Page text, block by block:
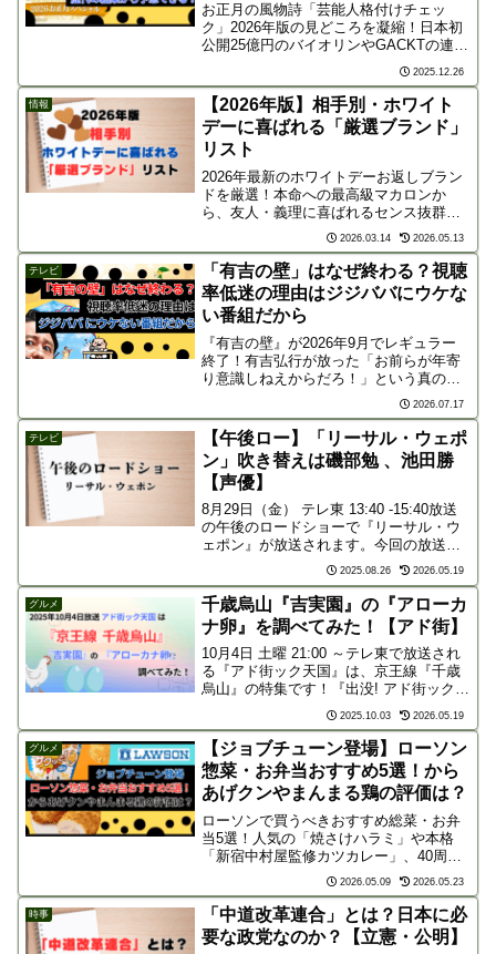
お正月の風物詩「芸能人格付けチェッ
ク」2026年版の見どころを凝縮！日本初
公開25億円のバイオリンやGACKTの連勝
記録の行方は？出演者一覧に加え、過去
の戦績も一覧表で掲載。番組を観る前に
これまでの衝撃の結末を復習しておきま
しょう！
2025.12.26
情報
【2026年版】相手別・ホワイト
デーに喜ばれる「厳選ブランド」
リスト
2026年最新のホワイトデーお返しブラン
ドを厳選！本命への最高級マカロンか
ら、友人・義理に喜ばれるセンス抜群の
クッキー缶、甘いものが苦手な方へのケ
ア用品まで相手別に紹介します。トレン
ドの「ご褒美感」を意識した、外さない
ギフト選びの決定版です。
2026.03.14 2026.05.13
テレビ
「有吉の壁」はなぜ終わる？視聴
率低迷の理由はジジババにウケな
い番組だから
『有吉の壁』が2026年9月でレギュラー
終了！有吉弘行が放った「お前らが年寄
り意識しねえからだろ！」という真の理
由とは？視聴率低迷の現実、マンネリ
化、有吉の私生活の変化、10月からの特
番化を徹底解説！
2026.07.17
テレビ
【午後ロー】「リーサル・ウェポ
ン」吹き替えは磯部勉 、池田勝
【声優】
8月29日（金） テレ東 13:40 -15:40放送
の午後のロードショーで『リーサル・ウ
ェポン』が放送されます。今回の放送で
は、メル・ギブソン演じる「マーティ
ン・リッグス」の吹き替えを「磯部勉」
さん、ダニー・グローヴァー演じる「ロ
ジャー・...
2025.08.26 2026.05.19
グルメ
千歳烏山『吉実園』の『アローカ
ナ卵』を調べてみた！【アド街】
10月4日 土曜 21:00 ～テレ東で放送され
る『アド街ック天国』は、京王線『千歳
烏山』の特集です！『出没! アド街ック天
国』京王線・井の頭線を特集、10月に4週
連続#鉄道 #鉄道ニュース #電車 #京王線
#井の頭線 #テレ東 #アド街...
2025.10.03 2026.05.19
グルメ
【ジョブチューン登場】ローソン
惣菜・お弁当おすすめ5選！から
あげクンやまんまる鶏の評価は？
ローソンで買うべきおすすめ総菜・お弁
当5選！人気の「焼さけハラミ」や本格
「新宿中村屋監修カツカレー」、40周年
記念の「からあげクン」まで、コスパや
満足度を5段階で徹底レビューします。今
日のランチや夕食選びの参考にぜひご覧
ください。
2026.05.09 2026.05.23
時事
「中道改革連合」とは？日本に必
要な政党なのか？【立憲・公明】